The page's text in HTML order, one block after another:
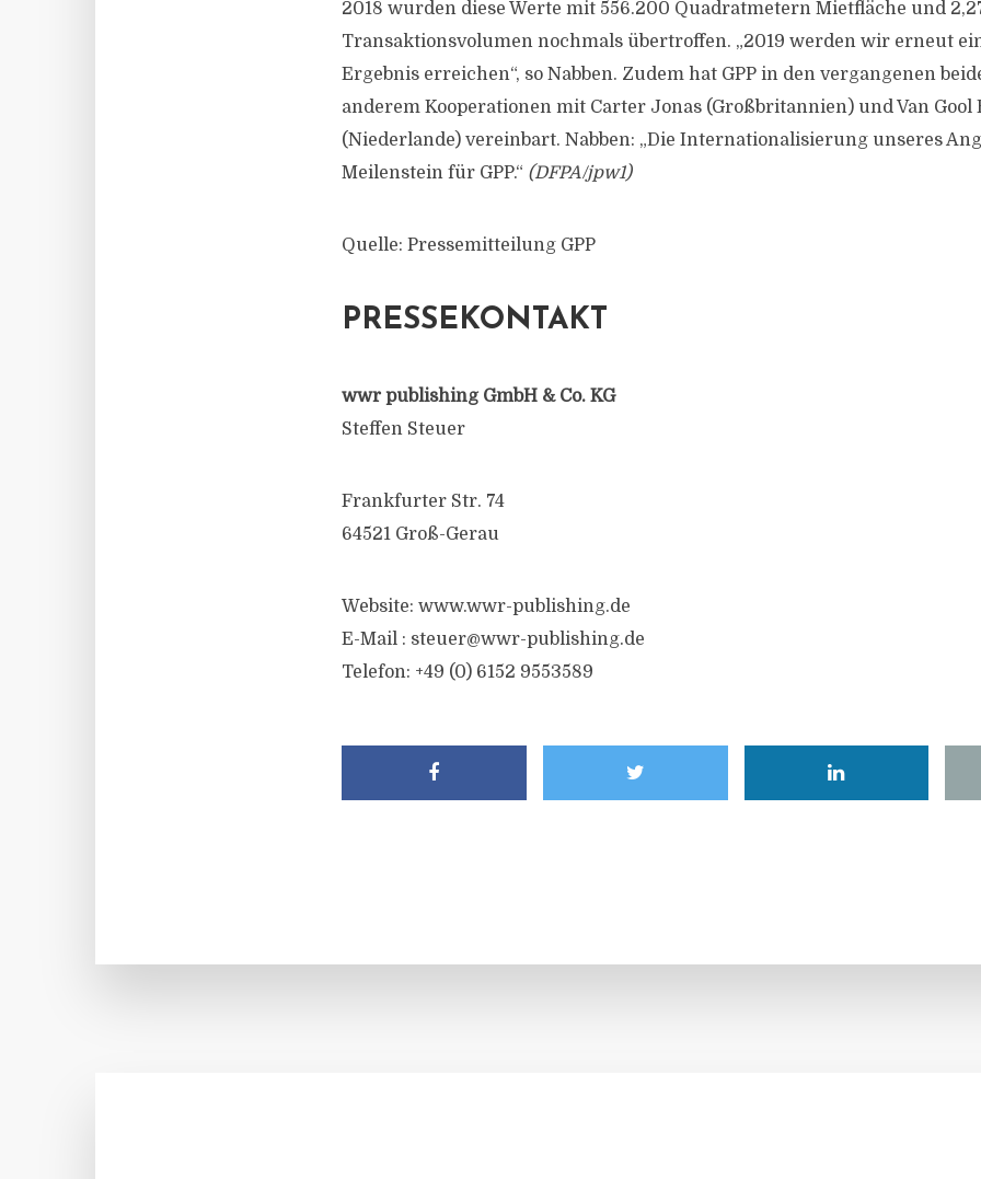
2018 wurden diese Werte mit 556.200 Quadratmetern Mietfläche und
Transaktionsvolumen nochmals übertroffen. „2019 werden wir erneut
Ergebnis erreichen“, so Nabben. Zudem hat GPP in den vergangenen
anderem Kooperationen mit Carter Jonas (Großbritannien) und Van Gool
(Niederlande) vereinbart. Nabben: „Die Internationalisierung unseres
Meilenstein für GPP.“ (DFPA/jpw1)
Quelle: Pressemitteilung GPP
PRESSEKONTAKT
wwr publishing GmbH & Co. KG
Steffen Steuer
Frankfurter Str. 74
64521 Groß-Gerau
Website: www.wwr-publishing.de
E-Mail : steuer@wwr-publishing.de
Telefon: +49 (0) 6152 9553589